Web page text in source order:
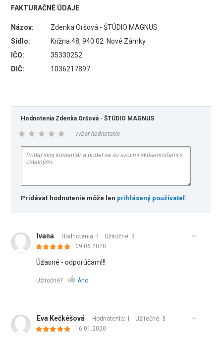
FAKTURAČNÉ ÚDAJE
Názov:
Zdenka Oršová - ŠTÚDIO MAGNUS
Sídlo:
Krížna 48, 940 02 Nové Zámky
IČO:
35330252
DIČ:
1036217897
Hodnotenia Zdenka Oršová - ŠTÚDIO MAGNUS
vyber hodnotenie
Pridávať hodnotenie môže len prihlásený používateľ.
Ivana Hodnotenia: 1 Užitočné: 3
09.06.2020
Úžasné - odporúčam!!!
Užitočné? Áno
Eva Kečkéšová Hodnotenia: 1 Užitočné: 3
16.01.2020